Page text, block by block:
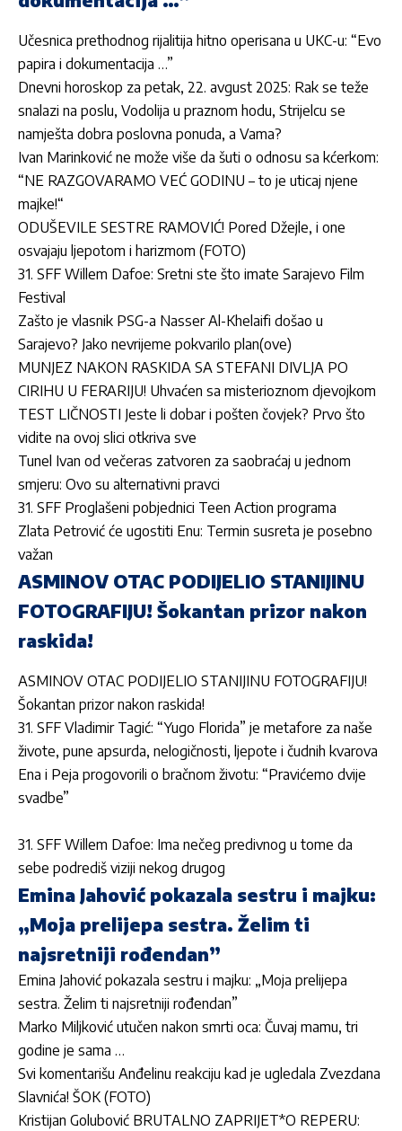
Učesnica prethodnog rijalitija hitno operisana u UKC-u: “Evo
papira i dokumentacija …”
Dnevni horoskop za petak, 22. avgust 2025: Rak se teže
snalazi na poslu, Vodolija u praznom hodu, Strijelcu se
namješta dobra poslovna ponuda, a Vama?
Ivan Marinković ne može više da šuti o odnosu sa kćerkom:
“NE RAZGOVARAMO VEĆ GODINU – to je uticaj njene
majke!“
ODUŠEVILE SESTRE RAMOVIĆ! Pored Džejle, i one
osvajaju ljepotom i harizmom (FOTO)
31. SFF Willem Dafoe: Sretni ste što imate Sarajevo Film
Festival
Zašto je vlasnik PSG-a Nasser Al-Khelaifi došao u
Sarajevo? Jako nevrijeme pokvarilo plan(ove)
MUNJEZ NAKON RASKIDA SA STEFANI DIVLJA PO
CIRIHU U FERARIJU! Uhvaćen sa misterioznom djevojkom
TEST LIČNOSTI Jeste li dobar i pošten čovjek? Prvo što
vidite na ovoj slici otkriva sve
Tunel Ivan od večeras zatvoren za saobraćaj u jednom
smjeru: Ovo su alternativni pravci
31. SFF Proglašeni pobjednici Teen Action programa
Zlata Petrović će ugostiti Enu: Termin susreta je posebno
važan
ASMINOV OTAC PODIJELIO STANIJINU
FOTOGRAFIJU! Šokantan prizor nakon
raskida!
ASMINOV OTAC PODIJELIO STANIJINU FOTOGRAFIJU!
Šokantan prizor nakon raskida!
31. SFF Vladimir Tagić: “Yugo Florida” je metafore za naše
živote, pune apsurda, nelogičnosti, ljepote i čudnih kvarova
Ena i Peja progovorili o bračnom životu: “Pravićemo dvije
svadbe”
31. SFF Willem Dafoe: Ima nečeg predivnog u tome da
sebe podrediš viziji nekog drugog
Emina Jahović pokazala sestru i majku:
„Moja prelijepa sestra. Želim ti
najsretniji rođendan”
Emina Jahović pokazala sestru i majku: „Moja prelijepa
sestra. Želim ti najsretniji rođendan”
Marko Miljković utučen nakon smrti oca: Čuvaj mamu, tri
godine je sama …
Svi komentarišu Anđelinu reakciju kad je ugledala Zvezdana
Slavnića! ŠOK (FOTO)
Kristijan Golubović BRUTALNO ZAPRIJET*O REPERU: